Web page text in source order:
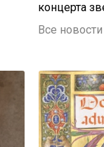
концерта
Все новости